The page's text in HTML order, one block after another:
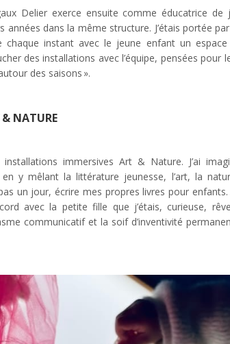
Delier exerce ensuite comme éducatrice
années dans la même structure. J’étais portée
instant avec le jeune enfant un
des installations avec l’équipe, pensées pour
des saisons ».
& NATURE
installations immersives Art & Nature. J’ai
y mêlant la littérature jeunesse, l’art, la
un jour, écrire mes propres livres pour
avec la petite fille que j’étais, curieuse,
communicatif et la soif d’inventivité